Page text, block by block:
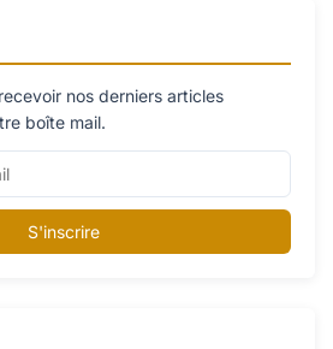
nos derniers articles
boîte mail.
S'inscrire